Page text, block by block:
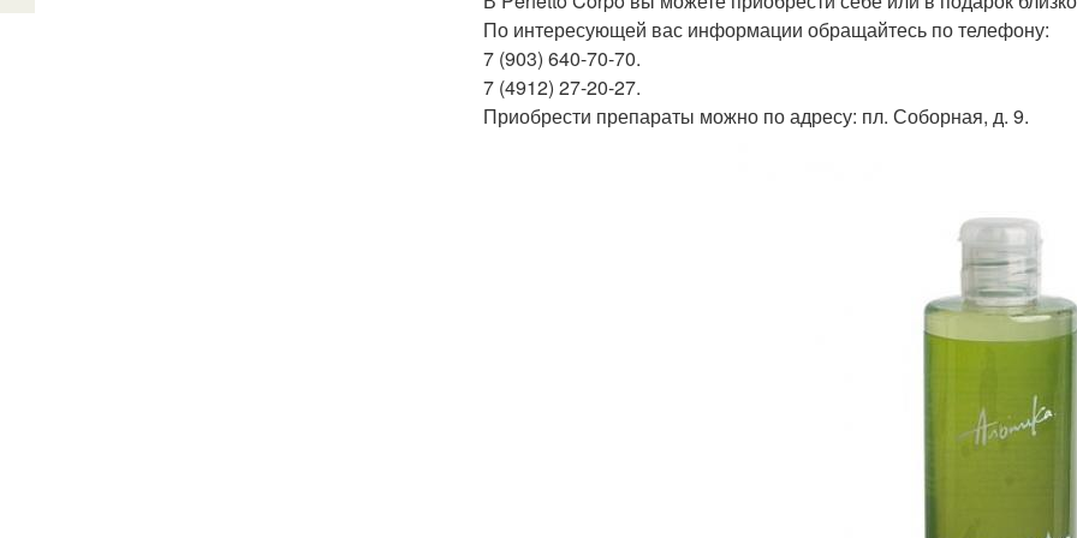
По интересующей вас информации обращайтесь по телефону:
7 (903) 640-70-70.
7 (4912) 27-20-27.
Приобрести препараты можно по адресу: пл. Соборная, д. 9.